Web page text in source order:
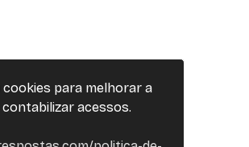
cookies para melhorar a
acessos.